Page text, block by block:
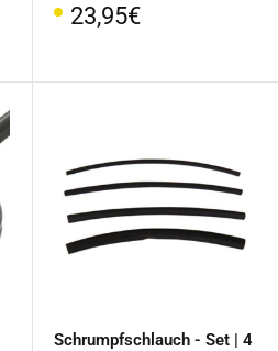
Sonderpreis
23,95€
Schrumpfschlauch - Set | 4